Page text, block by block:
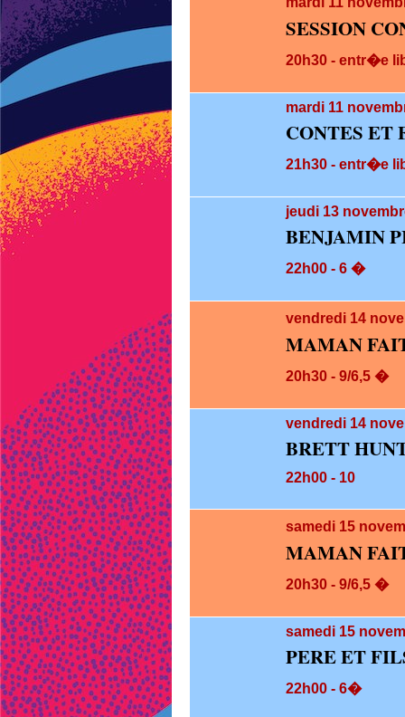
SESSION
20h30 - entr�e
mardi 11
CONTES ET
21h30 - entr�e
jeudi 13
BENJAMIN
22h00 - 6 �
vendredi 14
MAMAN
20h30 - 9/6,5 �
vendredi 14
BRETT
22h00 - 10
samedi 15
MAMAN
20h30 - 9/6,5 �
samedi 15
PERE ET
22h00 - 6�